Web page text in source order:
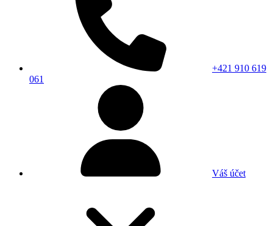
+421 910 619
061
Váš účet